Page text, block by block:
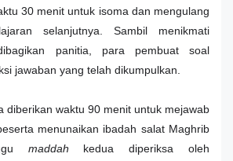
30 menit untuk isoma dan mengulang
selanjutnya. Sambil menikmati
panitia, para pembuat soal
jawaban yang telah dikumpulkan.
diberikan waktu 90 menit untuk mejawab
menunaikan ibadah salat Maghrib
maddah kedua diperiksa oleh